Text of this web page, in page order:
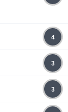
4
3
3